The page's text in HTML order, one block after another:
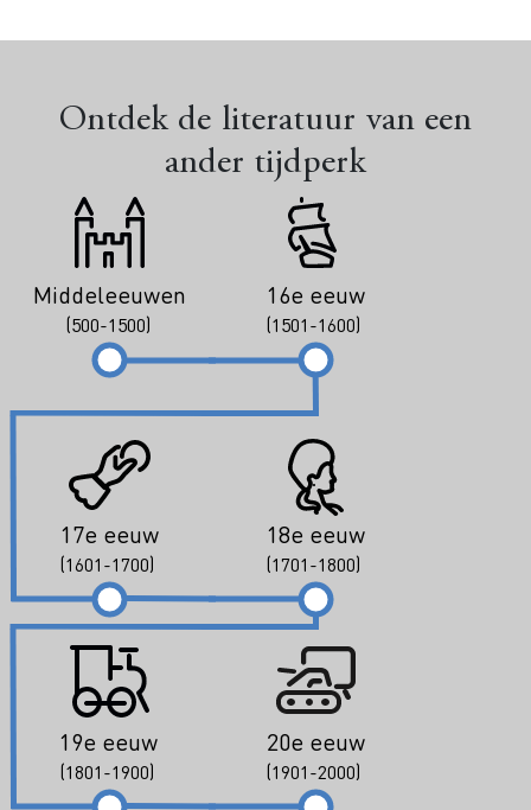
Ontdek de literatuur van een
ander tijdperk
Middeleeuwen
(500-1500)
16e eeuw
(1501-1600)
17e eeuw
(1601-1700)
18e eeuw
(1701-1800)
19e eeuw
(1801-1900)
20e eeuw
(1901-2000)